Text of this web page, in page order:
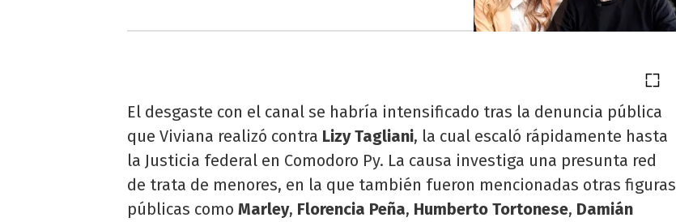
El desgaste con el canal se habría intensificado tras la denuncia pública
que Viviana realizó contra Lizy Tagliani, la cual escaló rápidamente hasta
la Justicia federal en Comodoro Py. La causa investiga una presunta red
de trata de menores, en la que también fueron mencionadas otras figuras
públicas como Marley, Florencia Peña, Humberto Tortonese, Damián